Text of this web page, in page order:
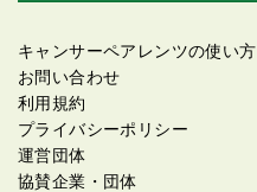
キャンサーペアレンツの使い方
お問い合わせ
利用規約
プライバシーポリシー
運営団体
協賛企業・団体